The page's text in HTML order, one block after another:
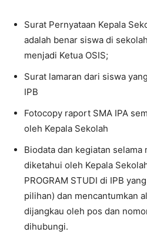
Surat Pernyataan Kepala
adalah benar siswa di
menjadi Ketua OSIS;
Surat lamaran dari siswa
IPB
Fotocopy raport SMA IPA
oleh Kepala Sekolah
Biodata dan kegiatan selama
diketahui oleh Kepala
PROGRAM STUDI di IPB
pilihan) dan mencantumkan
dijangkau oleh pos dan
dihubungi.